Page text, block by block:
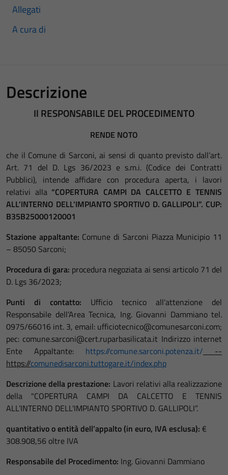
Allegati
A cura di
Descrizione
Il RESPONSABILE DEL PROCEDIMENTO
RENDE NOTO
che il Comune di Sarconi, ai sensi di quanto previsto dall’art.
Art. 71 del D. Lgs 36/2023 e s.m.i. (Codice dei Contratti
Pubblici), intende affidare con procedura aperta, i lavori
relativi alla “COPERTURA CAMPI DA CALCETTO E TENNIS
ALL’INTERNO DELL'IMPIANTO SPORTIVO D. GALLIPOLI”. CUP:
B35B25000120001
Stazione appaltante: Comune di Sarconi Piazza Municipio 11
– 85050 Sarconi;
Procedura di gara: procedura negoziata ai sensi articolo 71 del
D. Lgs 36/2023;
Punti di contatto: Ufficio tecnico all'attenzione del
Responsabile dell’Area Tecnica, Ing. Giovanni Dammiano tel.
0975/66016 int. 3, email: ufficiotecnico@comunesarconi.com;
pec: comune.sarconi@cert.ruparbasilicata.it Indirizzo internet
Ente Appaltante: https://comune.sarconi.potenza.it/ --
https://comunedisarconi.tuttogare.it/index.php
Descrizione della prestazione: Lavori relativi alla realizzazione
della "COPERTURA CAMPI DA CALCETTO E TENNIS
ALL’INTERNO DELL'IMPIANTO SPORTIVO D. GALLIPOLI”.
quantitativo o entità dell’appalto (in euro, IVA esclusa): €
308.908,56 oltre IVA
Responsabile del Procedimento: Ing. Giovanni Dammiano